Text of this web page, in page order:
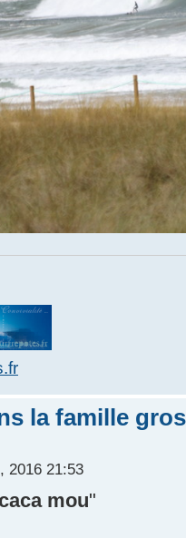
la famille
2016 21:53
mou"